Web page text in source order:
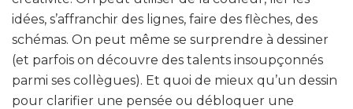
idées, s’affranchir des lignes, faire des flèches, des
schémas. On peut même se surprendre à dessiner
(et parfois on découvre des talents insoupçonnés
parmi ses collègues). Et quoi de mieux qu’un dessin
pour clarifier une pensée ou débloquer une